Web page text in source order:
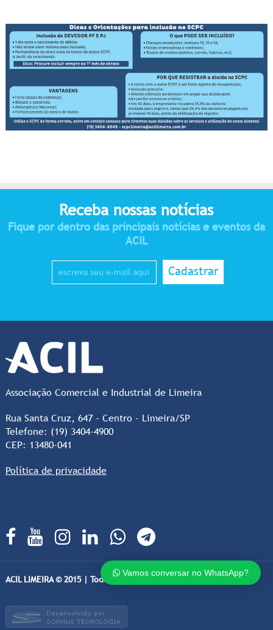
Receba nossas notícias
Fique por dentro das principais notícias e eventos da
ACIL
Cadastrar
Associação Comercial e Industrial de Limeira
Rua Santa Cruz, 647 - Centro - Limeira/SP
Telefone: (19) 3404-4900
CEP: 13480-041
Política de privacidade
ACIL LIMEIRA © 2015 | Todos os direitos Reservados
Vamos conversar no WhatsApp?